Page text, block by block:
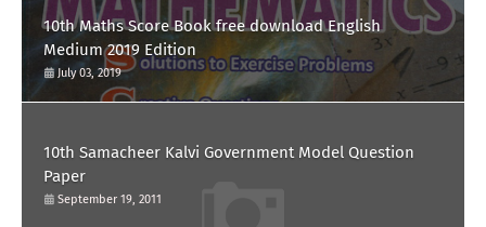
10th Maths Score Book free download English
Medium 2019 Edition
July 03, 2019
10th Samacheer Kalvi Government Model Question
Paper
September 19, 2011